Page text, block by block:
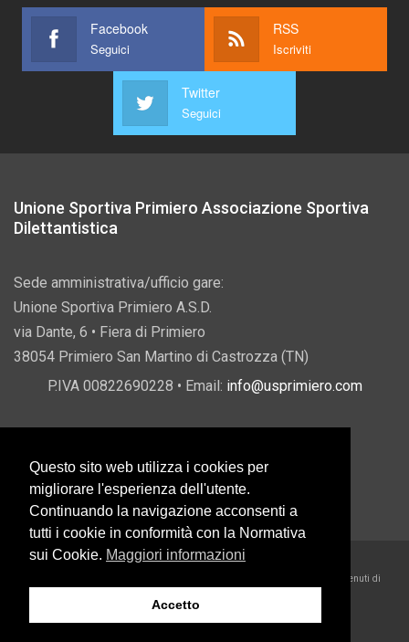
Facebook
Seguici
RSS
Iscriviti
Twitter
Seguici
Unione Sportiva Primiero Associazione Sportiva
Dilettantistica
Sede amministrativa/ufficio gare:
Unione Sportiva Primiero A.S.D.
via Dante, 6 • Fiera di Primiero
38054 Primiero San Martino di Castrozza (TN)
P.IVA 00822690228 • Email: info@usprimiero.com
Vantaggi da Pubblica Amministrazione
Eccetto dove diversamente specificato, i contenuti di
Belder Interactive
Questo sito web utilizza i cookies per
migliorare l'esperienza dell'utente.
Continuando la navigazione acconsenti a
tutti i cookie in conformità con la Normativa
sui Cookie. Maggiori informazioni
Accetto